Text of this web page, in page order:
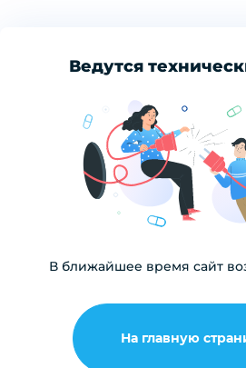
Ведутся
В ближайшее время сайт
На главную